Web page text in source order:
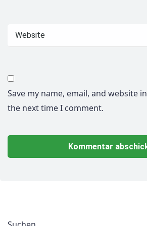
Save my name, email, and website
the next time I comment.